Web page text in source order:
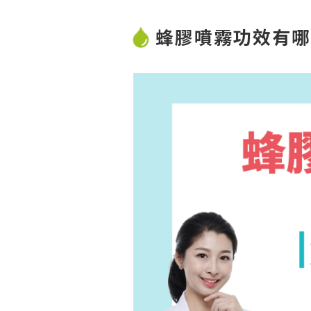
蜂膠噴霧功效有